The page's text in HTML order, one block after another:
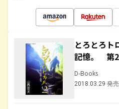
とろとろ
記憶。 第
D-Books
2018.03.29 発売